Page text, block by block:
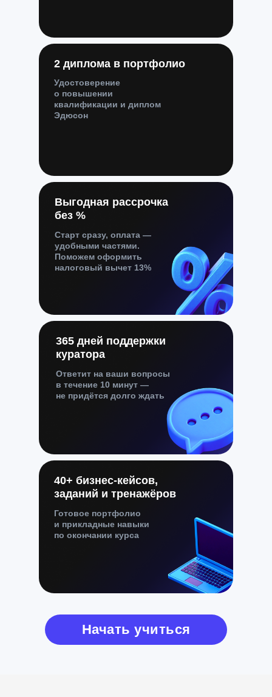
2 диплома в портфолио
Удостоверение
о повышении
квалификации и диплом
Эдюсон
365 дней поддержки
куратора
Ответит на ваши вопросы
в течение 10 минут —
не придётся долго ждать
Выгодная рассрочка
без %
Старт сразу, оплата —
удобными частями.
Поможем оформить
налоговый вычет 13%
Начать учиться
40+ бизнес-кейсов,
заданий и тренажёров
Готовое портфолио
и прикладные навыки
по окончании курса